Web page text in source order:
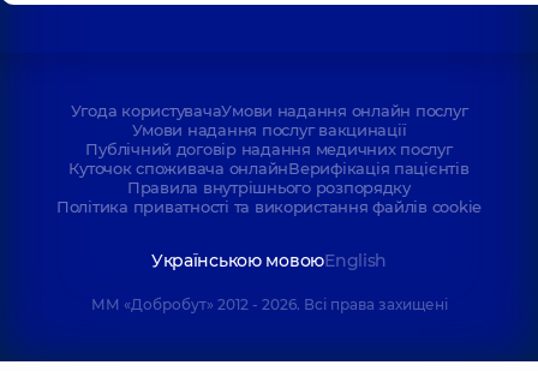
Угода користувачаУмови надання онлайн послуг
Умови надання послуг вакцинації
Публічний договір надання медичних послуг
Куточок споживача онлайнВерифікація пацієнтів
Правила внутрішнього розпорядку
Політика приватності та використання файлів cookie
Українською мовоюEnglish
ММ «Добробут» 2012 - 2026. Всі права захищені